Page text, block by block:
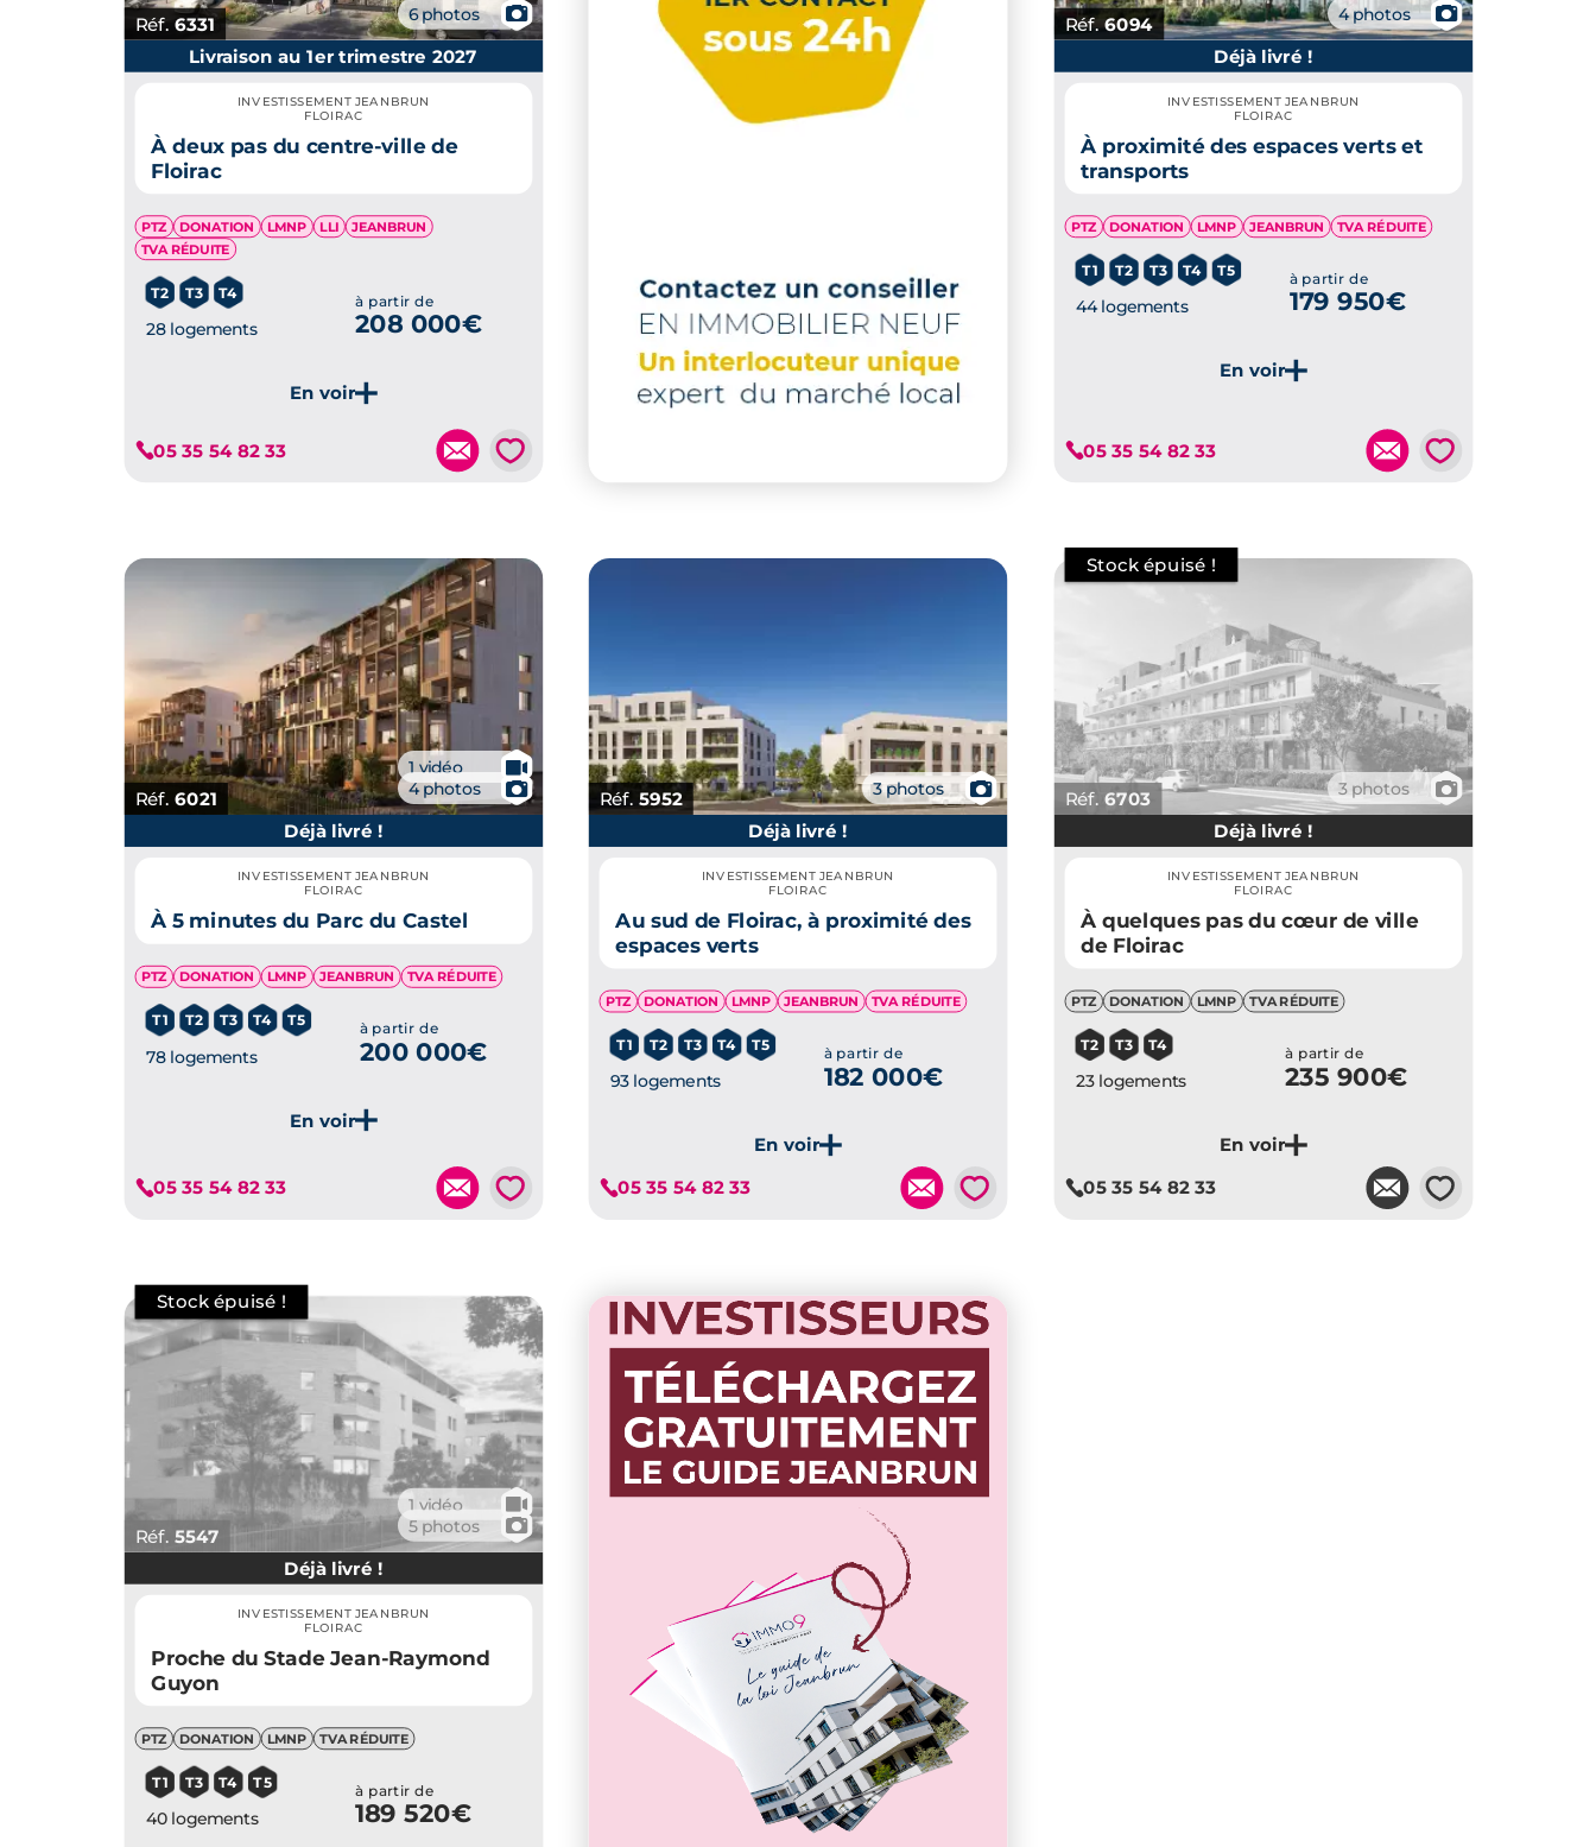
Réf. 6331 6 photos 📷
Livraison au 1er trimestre 2027
INVESTISSEMENT JEANBRUN
FLOIRAC
À deux pas du centre-ville de
Floirac
PTZ DONATION LMNP LLI
JEANBRUN
TVA RÉDUITE
T2 T3 T4
28 logements
à partir de
208 000€
05 35 54 82 33 💗
Réf.6094 4 photos 📷
Déjà livré !
INVESTISSEMENT JEANBRUN
FLOIRAC
À proximité des espaces verts et
transports
PTZ DONATION LMNP JEANBRUN TVA RÉDUITE
T1 T2 T3 T4 T5
44 logements
à partir de
179 950€
05 35 54 82 33 💗
Réf. 6021
1 vidéo 🎥
4 photos 📷
Je découvre ce programme
Déjà livré !
INVESTISSEMENT JEANBRUN
FLOIRAC
À 5 minutes du Parc du Castel
PTZ DONATION LMNP JEANBRUN TVA RÉDUITE
T1 T2 T3 T4 T5
78 logements
à partir de
200 000€
05 35 54 82 33 💗
Réf.5952 3 photos 📷
Je découvre ce programme
Déjà livré !
INVESTISSEMENT JEANBRUN
FLOIRAC
Au sud de Floirac, à proximité des
espaces verts
PTZ DONATION LMNP JEANBRUN TVA RÉDUITE
T1 T2 T3 T4 T5
93 logements
à partir de
182 000€
05 35 54 82 33 💗
Réf. 6703 3 photos 📷
Je découvre ce programme
Déjà livré !
INVESTISSEMENT JEANBRUN
FLOIRAC
À quelques pas du cœur de ville
de Floirac
PTZ DONATION LMNP TVA RÉDUITE
T2 T3 T4
23 logements
à partir de
235 900€
05 35 54 82 33 💗
Réf. 5547
1 vidéo 🎥
5 photos
📷
Déjà livré !
INVESTISSEMENT JEANBRUN
FLOIRAC
Proche du Stade Jean-Raymond
Guyon
PTZ DONATION LMNP TVA RÉDUITE
T1 T3 T4 T5
40 logements
à partir de
189 520€